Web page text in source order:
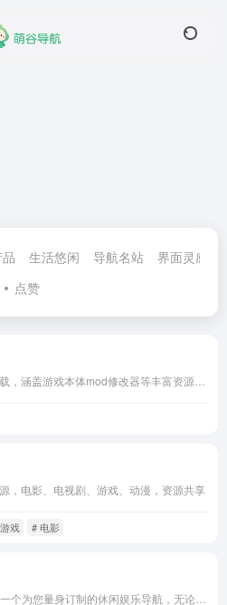
生活悠闲 导航名站 界面灵感
点赞
，电影、电视剧、游戏、动漫，资源共享
戏 # 电影